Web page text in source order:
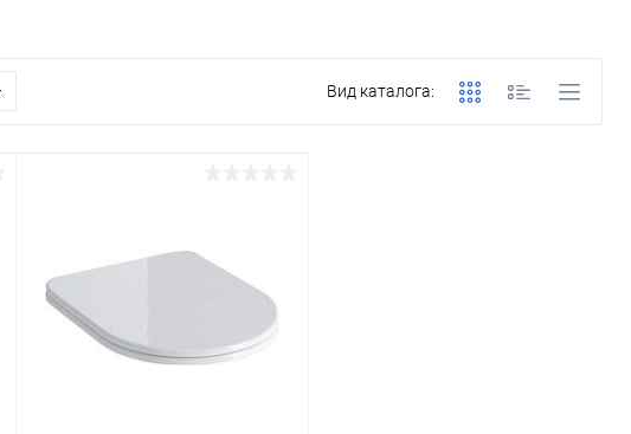
Вид каталога: